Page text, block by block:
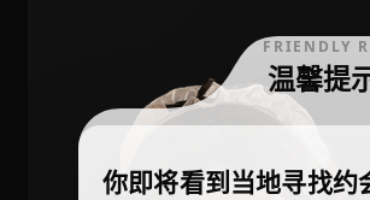
FRIENDLY
温馨提
你即将看到当地寻找约